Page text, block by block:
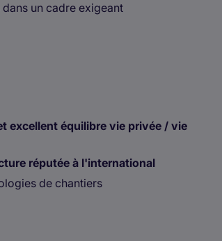
un cadre exigeant
excellent équilibre vie privée / vie
réputée à l'international
de chantiers